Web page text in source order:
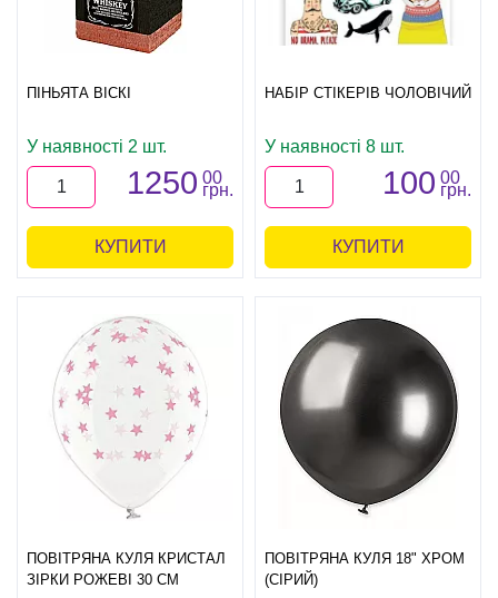
ПІНЬЯТА ВІСКІ
У наявності 2 шт.
1250 00
грн.
КУПИТИ
НАБІР СТІКЕРІВ ЧОЛОВІЧИЙ
У наявності 8 шт.
100 00
грн.
КУПИТИ
ПОВІТРЯНА КУЛЯ КРИСТАЛ
ЗІРКИ РОЖЕВІ 30 СМ
ПОВІТРЯНА КУЛЯ 18" ХРОМ
(СІРИЙ)